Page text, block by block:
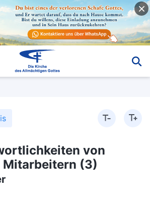
von
Mitarbeitern (3)